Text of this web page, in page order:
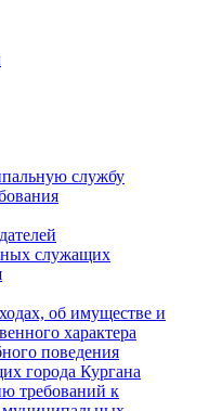
службу
служащих
об имуществе и
характера
поведения
города Кургана
требований к